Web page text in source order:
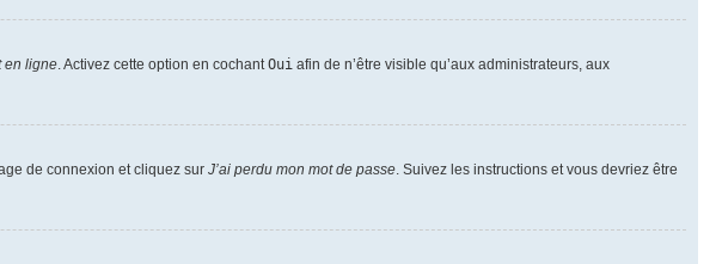
en ligne . Activez cette option en cochant Oui afin de n’être visible qu’aux administrateurs, aux
de connexion et cliquez sur J’ai perdu mon mot de passe . Suivez les instructions et vous devriez être